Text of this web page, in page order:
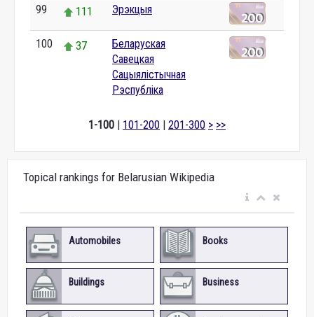
99 111 Эрэкцыя
100 37
Беларуская
Савецкая
Сацыялістычная
Рэспубліка
1-100 | 101-200 | 201-300 > >>
Topical rankings for Belarusian Wikipedia
Automobiles Books
Buildings Business